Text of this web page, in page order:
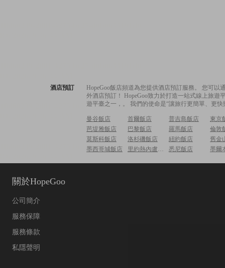
酒店預訂
HopeGoo飯店頻道為您提供酒店預訂服務。 您可
外酒店預訂！ HopeGoo致力於打造一站式線上旅
遊平臺之一，。 我們的使命是“讓旅行更簡單、更
曼谷飯店 首爾飯店 普吉島飯店
東京
芭堤雅飯店
巴黎飯店 羅馬飯店
倫敦
莫斯科飯店
洛杉磯飯店 紐約飯店
舊金
墨西哥城飯店
里約熱內盧飯店 悉尼飯店 墨爾
關於HopeGoo
公司簡介
服務保障
服務條款
私隱聲明